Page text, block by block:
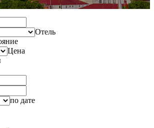
Отель
Цена
по дате